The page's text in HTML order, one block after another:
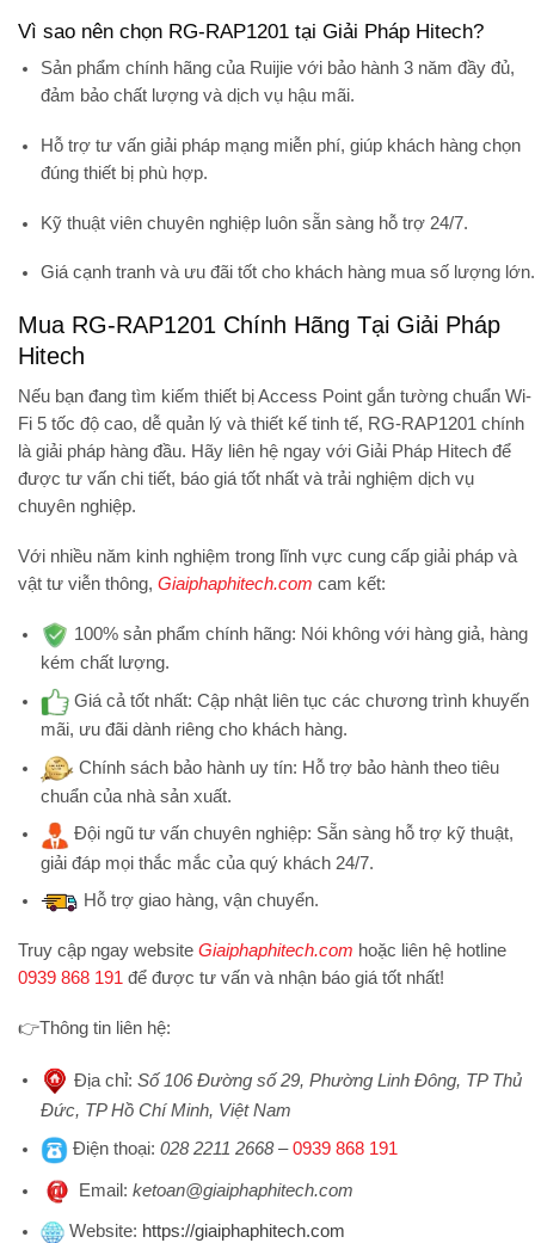
Vì sao nên chọn RG-RAP1201 tại Giải Pháp Hitech?
Sản phẩm chính hãngcủa Ruijie với bảo hành 3 năm đầy đủ,
đảm bảo chất lượng và dịch vụ hậu mãi.
Hỗ trợ tư vấn giải pháp mạng miễn phí, giúp khách hàng chọn
đúng thiết bị phù hợp.
Kỹ thuật viên chuyên nghiệp luôn sẵn sàng hỗ trợ 24/7.
Giá cạnh tranh và ưu đãi tốt cho khách hàng mua số lượng lớn.
Mua RG-RAP1201 Chính Hãng Tại Giải Pháp
Hitech
Nếu bạn đang tìm kiếm thiết bị Access Point gắn tường chuẩn Wi-
Fi 5 tốc độ cao, dễ quản lý và thiết kế tinh tế, RG-RAP1201 chính
là giải pháp hàng đầu. Hãy liên hệ ngay với Giải Pháp Hitech để
được tư vấn chi tiết, báo giá tốt nhất và trải nghiệm dịch vụ
chuyên nghiệp.
Với nhiều năm kinh nghiệm trong lĩnh vực cung cấp giải pháp và
vật tư viễn thông, Giaiphaphitech.com cam kết:
100% sản phẩm chính hãng: Nói không với hàng giả, hàng
kém chất lượng.
Giá cả tốt nhất: Cập nhật liên tục các chương trình khuyến
mãi, ưu đãi dành riêng cho khách hàng.
Chính sách bảo hành uy tín: Hỗ trợ bảo hành theo tiêu
chuẩn của nhà sản xuất.
Đội ngũ tư vấn chuyên nghiệp: Sẵn sàng hỗ trợ kỹ thuật,
giải đáp mọi thắc mắc của quý khách 24/7.
Hỗ trợgiao hàng, vận chuyển.
Truy cập ngay website Giaiphaphitech.com hoặc liên hệ hotline
0939 868 191 để được tư vấn và nhận báo giá tốt nhất!
👉Thông tin liên hệ:
Địa chỉ: Số 106 Đường số 29, Phường Linh Đông, TP Thủ
Đức, TP Hồ Chí Minh, Việt Nam
Điện thoại: 028 2211 2668–0939 868 191
Email: ketoan@giaiphaphitech.com
Website: https://giaiphaphitech.com